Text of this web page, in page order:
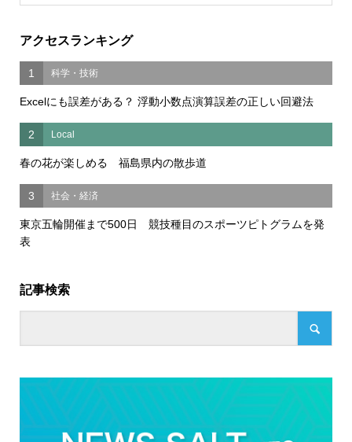
アクセスランキング
1 科学・技術
Excelにも誤差がある？ 浮動小数点演算誤差の正しい回避法
2 Local
春の花が楽しめる 福島県内の散歩道
3 社会・経済
東京五輪開催まで500日 競技種目のスポーツピトグラムを発
表
記事検索